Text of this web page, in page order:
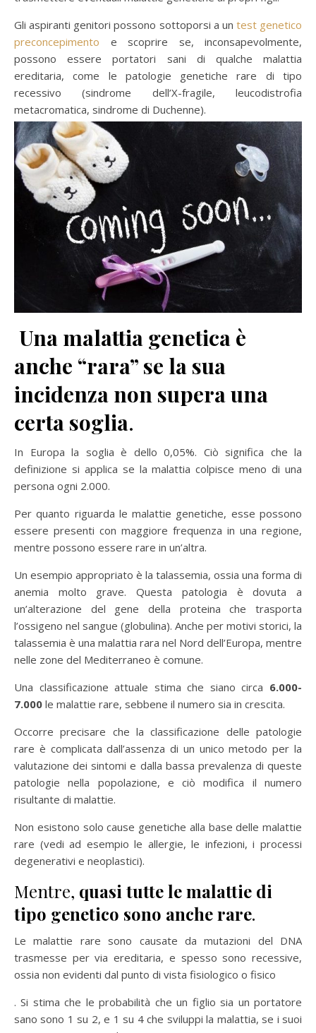
Gli aspiranti genitori possono sottoporsi a un test genetico
preconcepimento e scoprire se, inconsapevolmente,
possono essere portatori sani di qualche malattia
ereditaria, come le patologie genetiche rare di tipo
recessivo (sindrome dell’X-fragile, leucodistrofia
metacromatica, sindrome di Duchenne).
Una malattia genetica è
anche “rara” se la sua
incidenza non supera una
certa soglia.
In Europa la soglia è dello 0,05%. Ciò significa che la
definizione si applica se la malattia colpisce meno di una
persona ogni 2.000.
Per quanto riguarda le malattie genetiche, esse possono
essere presenti con maggiore frequenza in una regione,
mentre possono essere rare in un’altra.
Un esempio appropriato è la talassemia, ossia una forma di
anemia molto grave. Questa patologia è dovuta a
un’alterazione del gene della proteina che trasporta
l’ossigeno nel sangue (globulina). Anche per motivi storici, la
talassemia è una malattia rara nel Nord dell’Europa, mentre
nelle zone del Mediterraneo è comune.
Una classificazione attuale stima che siano circa 6.000-
7.000 le malattie rare, sebbene il numero sia in crescita.
Occorre precisare che la classificazione delle patologie
rare è complicata dall’assenza di un unico metodo per la
valutazione dei sintomi e dalla bassa prevalenza di queste
patologie nella popolazione, e ciò modifica il numero
risultante di malattie.
Non esistono solo cause genetiche alla base delle malattie
rare (vedi ad esempio le allergie, le infezioni, i processi
degenerativi e neoplastici).
Mentre, quasi tutte le malattie di
tipo genetico sono anche rare.
Le malattie rare sono causate da mutazioni del DNA
trasmesse per via ereditaria, e spesso sono recessive,
ossia non evidenti dal punto di vista fisiologico o fisico
. Si stima che le probabilità che un figlio sia un portatore
sano sono 1 su 2, e 1 su 4 che sviluppi la malattia, se i suoi